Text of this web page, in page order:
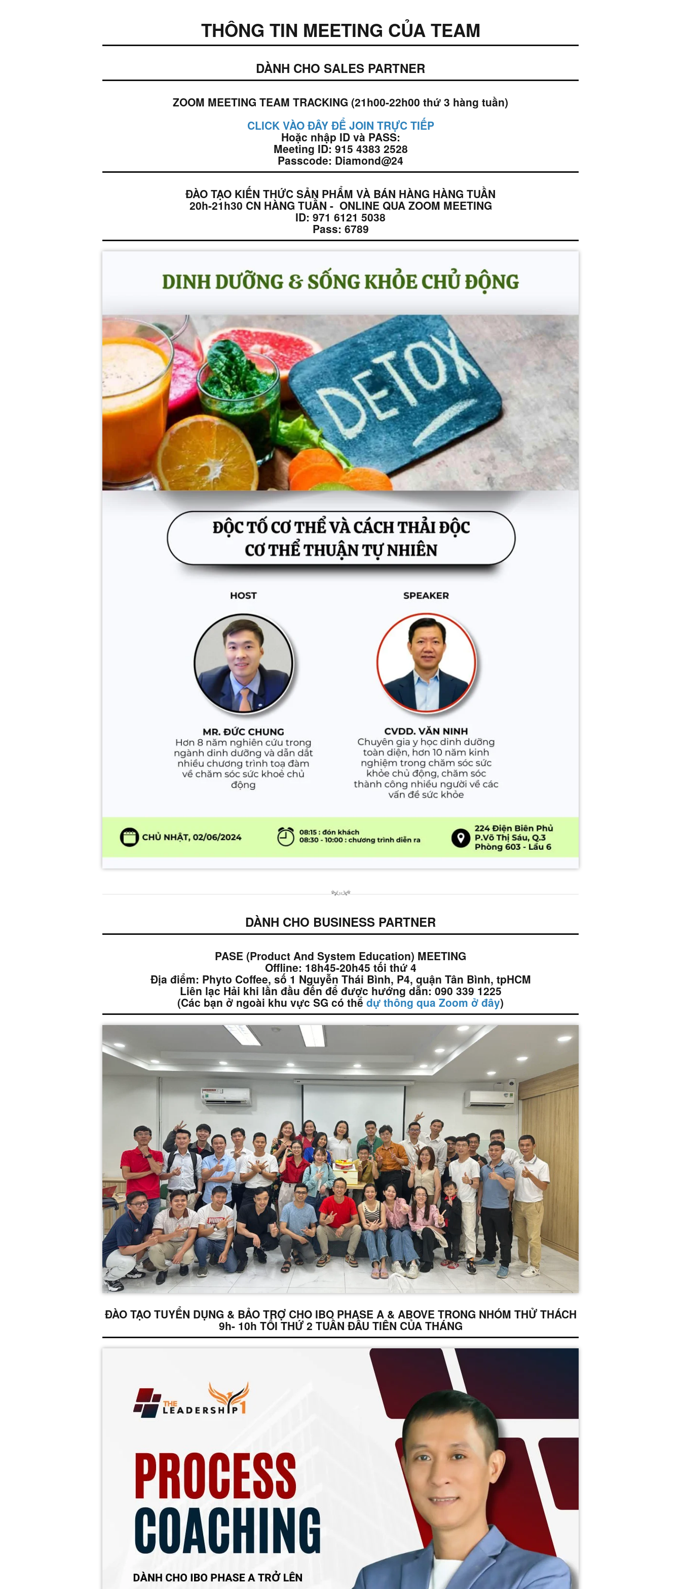
THÔNG TIN MEETING CỦA TEAM
DÀNH CHO SALES PARTNER
ZOOM MEETING TEAM TRACKING (21h00-22h00 thứ 3 hàng tuần)
CLICK VÀO ĐÂY ĐỂ JOIN TRỰC TIẾP
Hoặc nhập ID và PASS:
Meeting ID: 915 4383 2528
Passcode: Diamond@24
ĐÀO TẠO KIẾN THỨC SẢN PHẨM VÀ BÁN HÀNG HÀNG TUẦN
20h-21h30 CN HÀNG TUẦN - ONLINE QUA ZOOM MEETING
ID: 971 6121 5038
Pass: 6789
DÀNH CHO BUSINESS PARTNER
PASE (Product And System Education) MEETING
Offline: 18h45-20h45 tối thứ 4
Địa điểm: Phyto Coffee, số 1 Nguyễn Thái Bình, P4, quận Tân Bình, tpHCM
Liên lạc Hải khi lần đầu đến để được hướng dẫn: 090 339 1225
(Các bạn ở ngoài khu vực SG có thể dự thông qua Zoom ở đây)
ĐÀO TẠO TUYỂN DỤNG & BẢO TRỢ CHO IBO PHASE A & ABOVE TRONG NHÓM THỬ THÁCH
9h- 10h TỐI THỨ 2 TUẦN ĐẦU TIÊN CỦA THÁNG